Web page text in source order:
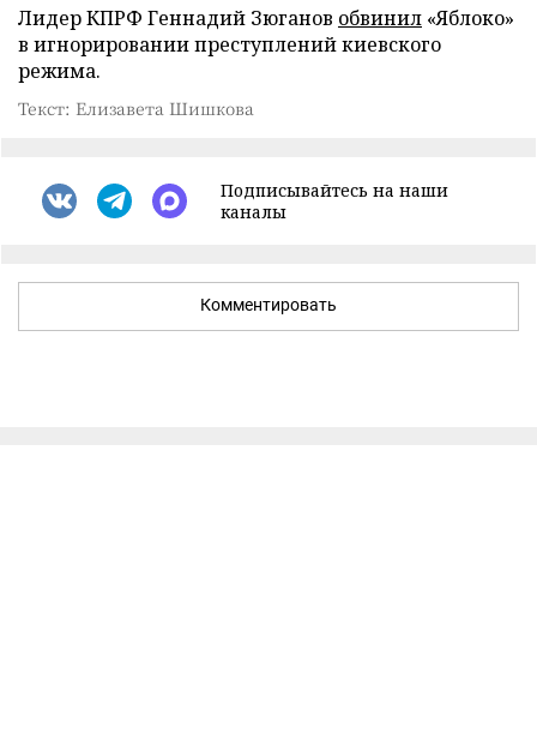
Лидер КПРФ Геннадий Зюганов обвинил «Яблоко»
в игнорировании преступлений киевского
режима.
Текст: Елизавета Шишкова
Подписывайтесь на наши
каналы
Комментировать